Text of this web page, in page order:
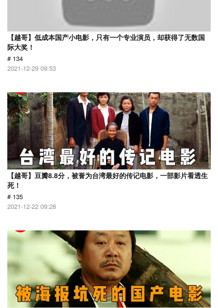
【越哥】低成本国产小电影，只有一个专业演员，却获得了无数国
际大奖！
# 134
2021-12-29 09:53
【越哥】豆瓣8.8分，被誉为台湾最好的传记电影，一部影片看透生
死！
# 135
2021-12-22 09:28